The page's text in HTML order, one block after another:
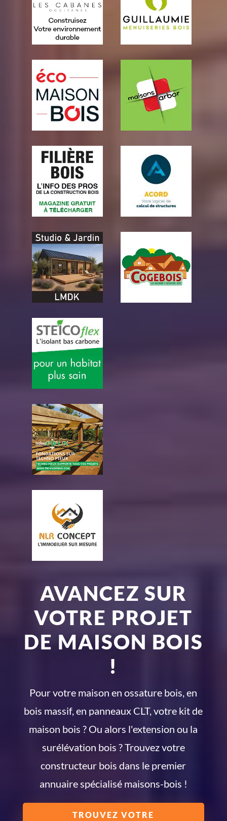
AVANCEZ SUR
VOTRE PROJET
DE MAISON BOIS
!
Pour votre maison en ossature bois, en
bois massif, en panneaux CLT, votre kit de
maison bois ? Ou alors l'extension ou la
surélévation bois ? Trouvez votre
constructeur bois dans le premier
annuaire spécialisé maisons-bois !
TROUVEZ VOTRE